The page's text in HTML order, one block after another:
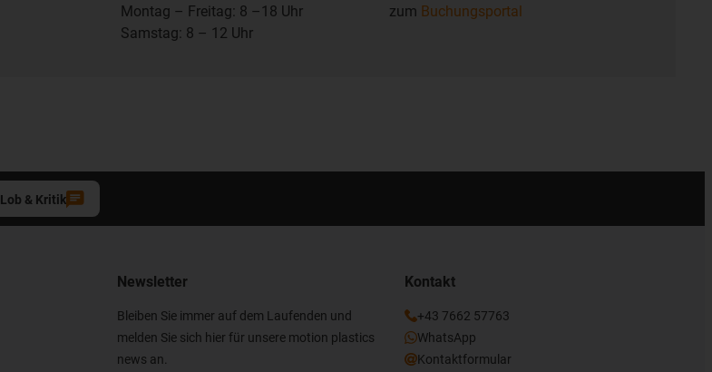
Montag – Freitag: 8 –18 Uhr
Samstag: 8 – 12 Uhr
zum Buchungsportal
Lob & Kritik
Newsletter
Bleiben Sie immer auf dem Laufenden und
melden Sie sich hier für unsere motion plastics
news an.
Kontakt
+43 7662 57763
WhatsApp
Kontaktformular